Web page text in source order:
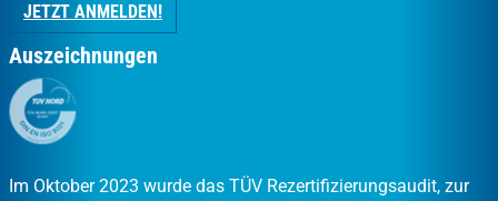
JETZT ANMELDEN!
Auszeichnungen
Im Oktober 2023 wurde das TÜV Rezertifizierungsaudit, zur